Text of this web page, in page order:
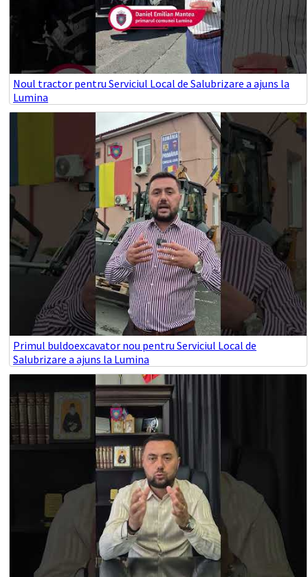
Noul tractor pentru Serviciul Local de Salubrizare a ajuns la
Lumina
Primul buldoexcavator nou pentru Serviciul Local de
Salubrizare a ajuns la Lumina